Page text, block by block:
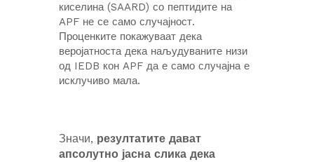
киселина (SAARD) со пептидите на
APF не се само случајност.
Проценките покажуваат дека
веројатноста дека наљудуваните низи
од IEDB кон APF да е само случајна е
исклучиво мала.
Значи, резултатите дават
апсолутно јасна слика дека